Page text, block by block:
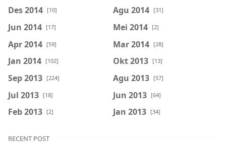
Des 2014 [10] Agu 2014 [31]
Jun 2014 [17] Mei 2014 [2]
Apr 2014 [59] Mar 2014 [28]
Jan 2014 [102] Okt 2013 [13]
Sep 2013 [224] Agu 2013 [57]
Jul 2013 [18] Jun 2013 [64]
Feb 2013 [2] Jan 2013 [34]
RECENT POST